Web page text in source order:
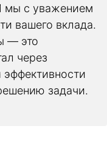
мы с уважением
вашего вклада.
— это
через
задачи.